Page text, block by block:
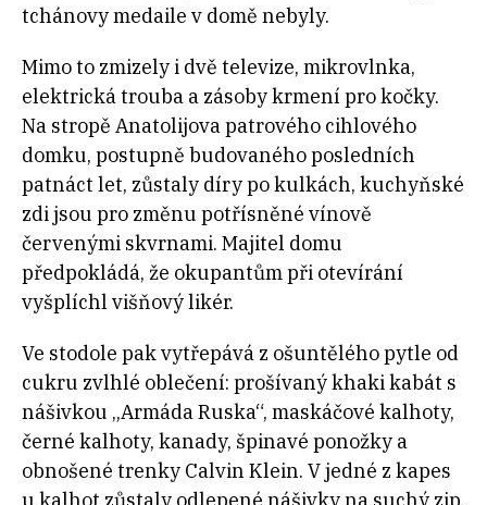
tchánovy medaile v domě nebyly.
Mimo to zmizely i dvě televize, mikrovlnka,
elektrická trouba a zásoby krmení pro kočky.
Na stropě Anatolijova patrového cihlového
domku, postupně budovaného posledních
patnáct let, zůstaly díry po kulkách, kuchyňské
zdi jsou pro změnu potřísněné vínově
červenými skvrnami. Majitel domu
předpokládá, že okupantům při otevírání
vyšplíchl višňový likér.
Ve stodole pak vytřepává z ošuntělého pytle od
cukru zvlhlé oblečení: prošívaný khaki kabát s
nášivkou „Armáda Ruska“, maskáčové kalhoty,
černé kalhoty, kanady, špinavé ponožky a
obnošené trenky Calvin Klein. V jedné z kapes
u kalhot zůstaly odlepené nášivky na suchý zip,